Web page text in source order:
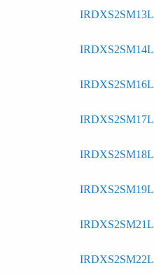
IRDXS2SM13L
IRDXS2SM14L
IRDXS2SM16L
IRDXS2SM17L
IRDXS2SM18L
IRDXS2SM19L
IRDXS2SM21L
IRDXS2SM22L